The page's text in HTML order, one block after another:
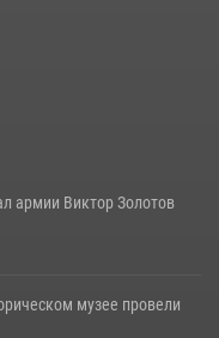
армии Виктор Золотов
музее провели